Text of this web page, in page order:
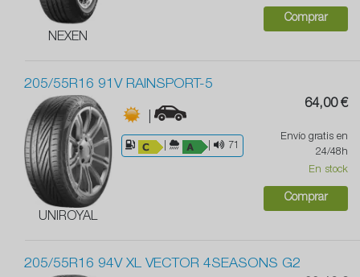
NEXEN
Comprar
205/55R16 91V RAINSPORT-5
UNIROYAL
|
71
64,00 €
Envío gratis en
24/48h
En stock
Comprar
205/55R16 94V XL VECTOR 4SEASONS G2